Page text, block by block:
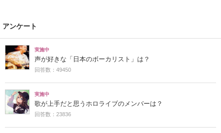
アンケート
実施中
声が好きな「日本のボーカリスト」は？
回答数：49450
実施中
歌が上手だと思うホロライブのメンバーは？
回答数：23836